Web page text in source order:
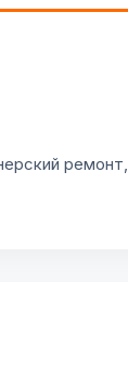
ремонт,